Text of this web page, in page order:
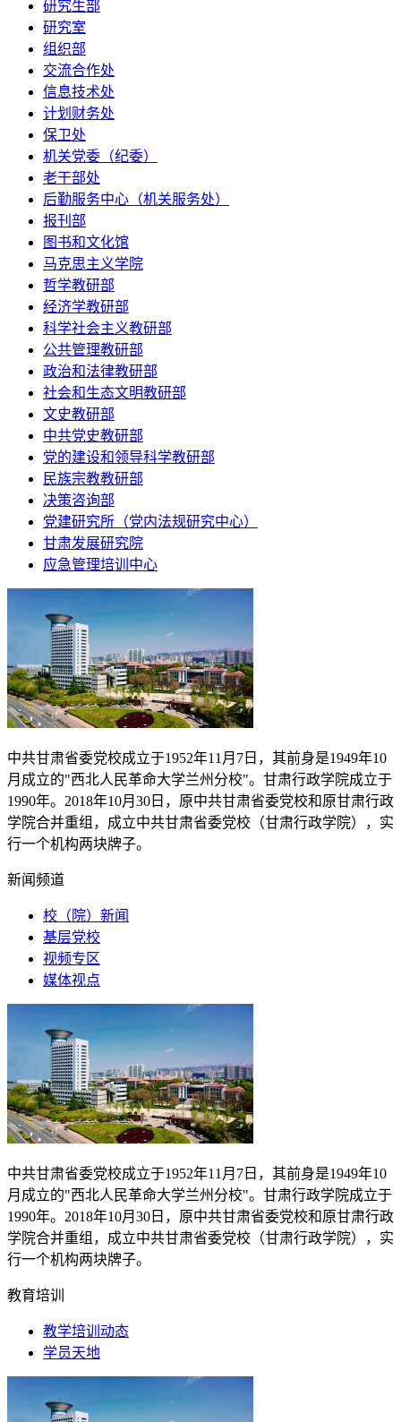
研究生部
研究室
组织部
交流合作处
信息技术处
计划财务处
保卫处
机关党委（纪委）
老干部处
后勤服务中心（机关服务处）
报刊部
图书和文化馆
马克思主义学院
哲学教研部
经济学教研部
科学社会主义教研部
公共管理教研部
政治和法律教研部
社会和生态文明教研部
文史教研部
中共党史教研部
党的建设和领导科学教研部
民族宗教教研部
决策咨询部
党建研究所（党内法规研究中心）
甘肃发展研究院
应急管理培训中心
中共甘肃省委党校成立于1952年11月 7 日，其前身是1949年10
月成立的"西北人民革命大学兰州分校"。甘肃行政学院成立于
1990年。 2018年10月 30 日，原中共甘肃省委党校和原甘肃行政
学院合并重组，成立中共甘肃省委党校（甘肃行政学院），实
行一个机构两块牌子。
新闻频道
校（院）新闻
基层党校
视频专区
媒体视点
中共甘肃省委党校成立于1952年11月 7 日，其前身是1949年10
月成立的"西北人民革命大学兰州分校"。甘肃行政学院成立于
1990年。 2018年10月 30 日，原中共甘肃省委党校和原甘肃行政
学院合并重组，成立中共甘肃省委党校（甘肃行政学院），实
行一个机构两块牌子。
教育培训
教学培训动态
学员天地